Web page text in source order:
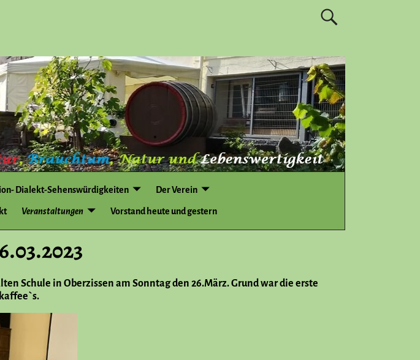
Dialekt-Sehenswürdigkeiten Der Verein
Veranstaltungen Vorstand heute und gestern
Schule in Oberzissen am Sonntag den 26.März. Grund war die erste